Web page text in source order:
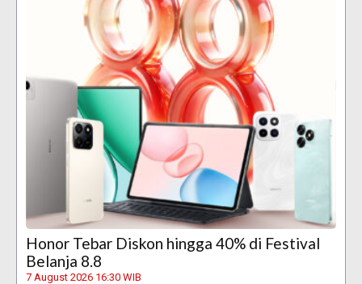
Honor Tebar Diskon hingga 40% di Festival
Belanja 8.8
7 August 2026 16:30 WIB